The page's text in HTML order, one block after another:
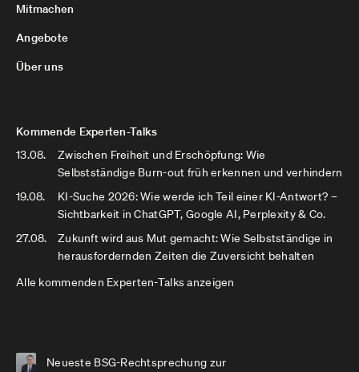
Mitmachen
Angebote
Über uns
Kommende Experten-Talks
13.08.
Zwischen Freiheit und Erschöpfung: Wie
Selbstständige Burn-out früh erkennen und verhindern
19.08.
KI-Suche 2026: Wie werde ich Teil einer KI-Antwort? –
Sichtbarkeit in ChatGPT, Google AI, Perplexity & Co.
27.08.
Zukunft wird aus Mut gemacht: Wie Selbstständige in
herausfordernden Zeiten die Zuversicht behalten
Alle kommenden Experten-Talks anzeigen
Neueste BSG-Rechtsprechung zur